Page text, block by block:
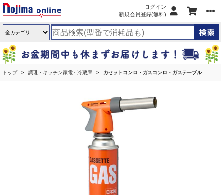
ログイン
新規会員登録(無料)
トップ 調理・キッチン家電・冷蔵庫 カセットコンロ・ガスコンロ・ガステーブル